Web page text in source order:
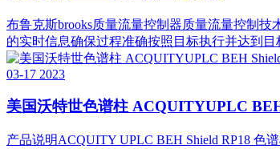
布鲁克斯brooks质量流量控制器质量流量控制
的实时信息确保过程准确按照目标执行并达到
03-17 2023
美国沃特世色谱柱 ACQUITYUPLC
产品说明ACQUITY UPLC BEH Shield RP18 色